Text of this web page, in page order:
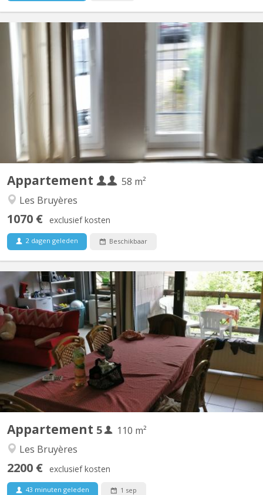
Appartement
58 m²
Les Bruyères
1070 € exclusief kosten
2 dagen geleden Beschikbaar
Appartement tout confort aux Bruyères composé de : - Grande
chambre séparée et une autre pièce/bureau ou ch. avec meubles
à disposition. - Salon et Sam meublés, - WC séparé avec lave-
mains, tablette et miroir - Cuisine équipée avec grand four
électrique, 4 taques électrique Indiction, frigo,...
Appartement 5
110 m²
Les Bruyères
2200 € exclusief kosten
43 minuten geleden 1 sep
KV 1793
Appartement meublé 5 chambres Quartier des Bruyères, à 1348
Louvain-la-Neuve, à 150 m de la Place Montesquieu (proximité
centre et facilités). Appartement de 110 m2 pour 5 étudiant(e)s
solidaires, non-fumeurs : 5 chambres, hall, cuisine équipée,
remise, salle de bain avec WC, terrasse, salle...